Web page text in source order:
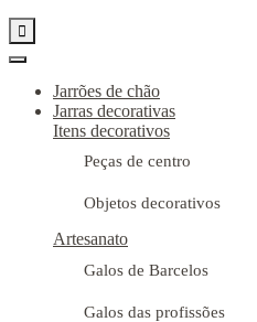

Jarrões de chão
Jarras decorativas
Itens decorativos
Peças de centro
Objetos decorativos
Artesanato
Galos de Barcelos
Galos das profissões